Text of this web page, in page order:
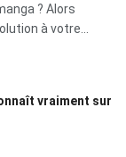
? Alors
à votre...
vraiment sur